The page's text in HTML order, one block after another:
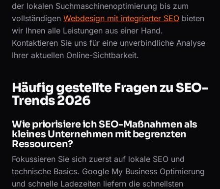
der lokalen Suchmaschinenoptimierung bis zum
vollständigen Webdesign mit integrierter SEO bieten
wir Ihnen alle Leistungen aus einer Hand.
Kontaktieren Sie uns für eine unverbindliche Analyse
Ihrer aktuellen Online-Sichtbarkeit.
Häufig gestellte Fragen zu SEO-
Trends 2026
Wie priorisiere ich SEO-Maßnahmen als
kleines Unternehmen mit begrenzten
Ressourcen?
Fokussieren Sie sich zuerst auf lokale SEO und
technische Basics. Google My Business Optimierung
und schnelle Ladezeiten liefern die schnellsten